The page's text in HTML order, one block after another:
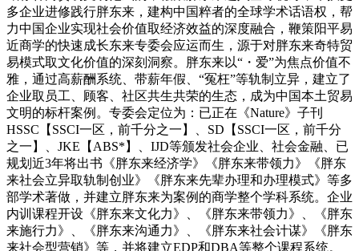
多企业进修践行胖东来，建构中国粹者的全球学术话语权，帮
力中国企业实现社会价值取经济效益的深度融合，鞭策阳平易
近商学的快速成长东来专委会应运而生，源于对胖东来奇特贸
易模式取文化价值的深刻洞察。胖东来以“・爱”为焦点价值不
雅，通过高薪酬系统、带薪年假、“冤枉”等轨制立异，建立了
企业取员工、顾客、社区共生共荣的生态，成为中国本土贸易
文明的标杆案例。专委会定位为：已正在《Nature》子刊
HSSC【SSCI一区，前千分之一】、SD【SSCI一区，前千分
之一】、JKE【ABS*】、IJD等颁发社会企业、社会金融、已
规划近3年将出书《胖东来经济学》《胖东来带领力》《胖东
来社会立异取轨制创业》《胖东来先辈办理和办理模式》等多
部学术著做，并建立胖东来为案例的商学整个学科系统。企业
内训课程开设《胖东来文化力》、《胖东来带领力》、《胖东
来施行力》、《胖东来沟通力》、《胖东来社会计谋》《胖东
来社会型营销》等，并将建立EDP和DBA等整个课程系统。